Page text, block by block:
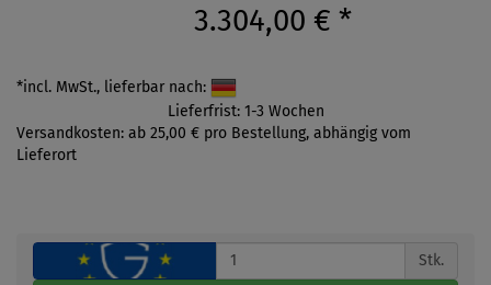
3.304,00 € *
*incl. MwSt., lieferbar nach:
Lieferfrist: 1-3 Wochen
Versandkosten: ab 25,00 € pro Bestellung, abhängig vom
Lieferort
Stk.